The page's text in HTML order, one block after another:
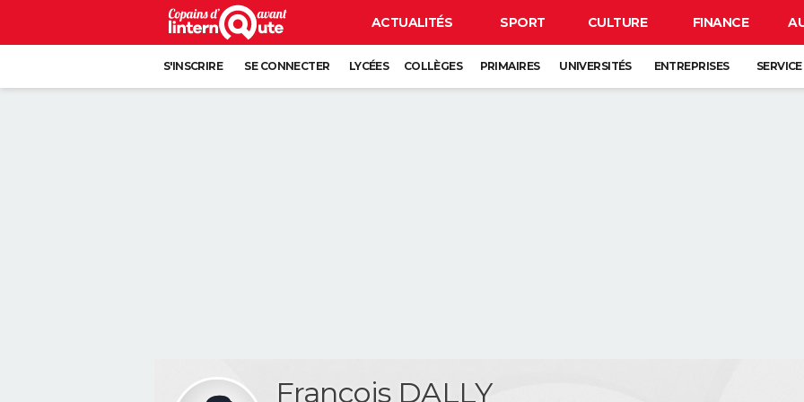
ACTUALITÉS SPORT CULTURE FINANCE
S'INSCRIRE SE CONNECTER LYCÉES COLLÈGES PRIMAIRES UNIVERSITÉS ENTREPRISES
Francois DALLY